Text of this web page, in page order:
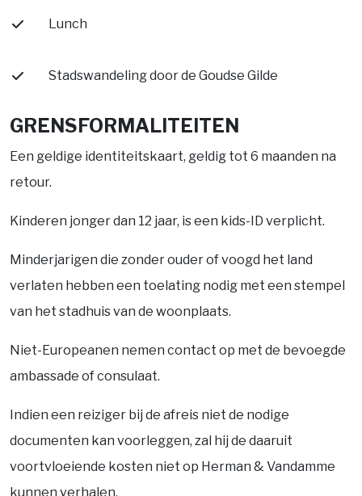
Lunch
Stadswandeling door de Goudse Gilde
GRENSFORMALITEITEN
Een geldige identiteitskaart, geldig tot 6 maanden na
retour.
Kinderen jonger dan 12 jaar, is een kids-ID verplicht.
Minderjarigen die zonder ouder of voogd het land
verlaten hebben een toelating nodig met een stempel
van het stadhuis van de woonplaats.
Niet-Europeanen nemen contact op met de bevoegde
ambassade of consulaat.
Indien een reiziger bij de afreis niet de nodige
documenten kan voorleggen, zal hij de daaruit
voortvloeiende kosten niet op Herman & Vandamme
kunnen verhalen.